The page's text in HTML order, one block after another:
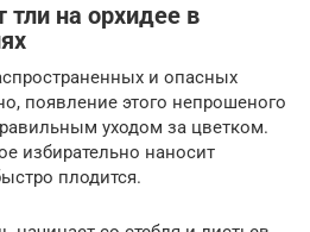
тли на орхидее в
и опасных
появление этого непрошеного
уходом за цветком.
избирательно наносит
плодится.